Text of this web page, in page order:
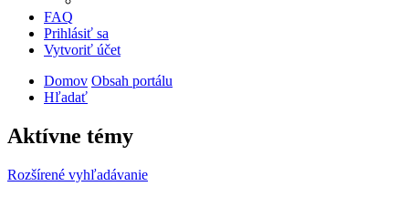
FAQ
Prihlásiť sa
Vytvoriť účet
Domov Obsah portálu
Hľadať
Aktívne témy
Rozšírené vyhľadávanie